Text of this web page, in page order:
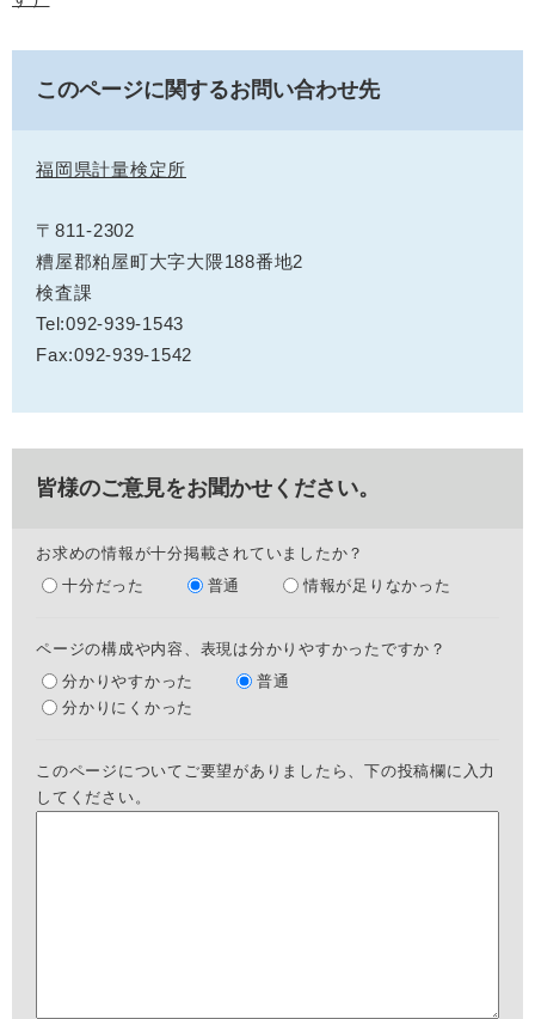
このページに関するお問い合わせ先
福岡県計量検定所
〒811-2302
糟屋郡粕屋町大字大隈188番地2
検査課
Tel:092-939-1543
Fax:092-939-1542
皆様のご意見をお聞かせください。
お求めの情報が十分掲載されていましたか？
十分だった
普通 情報が足りなかった
ページの構成や内容、表現は分かりやすかったですか？
分かりやすかった
普通
分かりにくかった
このページについてご要望がありましたら、下の投稿欄に入力
してください。